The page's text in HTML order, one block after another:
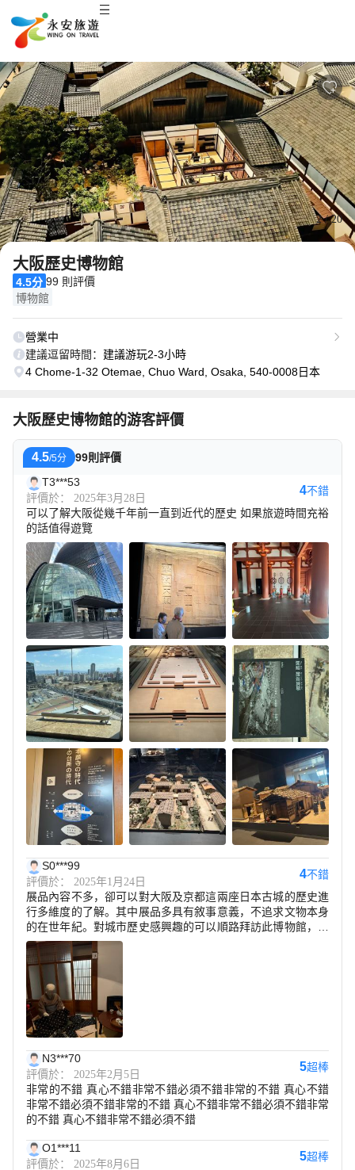
2/20
大阪歷史博物館
4.5分 99 則評價
博物館
營業中
建議逗留時間： 建議游玩2-3小時
4 Chome-1-32 Otemae, Chuo Ward, Osaka, 540-0008日本
大阪歷史博物館的游客評價
4.5/5分
99則評價
T3***53
評價於： 2025年3月28日
4不錯
可以了解大阪從幾千年前一直到近代的歷史 如果旅遊時間充裕
的話值得遊覽
S0***99
評價於： 2025年1月24日
4不錯
展品內容不多，卻可以對大阪及京都這兩座日本古城的歷史進
行多維度的了解。其中展品多具有敘事意義，不追求文物本身
的在世年紀。對城市歷史感興趣的可以順路拜訪此博物館，一
到兩小時的参觀時間就全然足夠。
N3***70
評價於： 2025年2月5日
5超棒
非常的不錯 真心不錯非常不錯必須不錯非常的不錯 真心不錯
非常不錯必須不錯非常的不錯 真心不錯非常不錯必須不錯非常
的不錯 真心不錯非常不錯必須不錯
O1***11
評價於： 2025年8月6日
5超棒